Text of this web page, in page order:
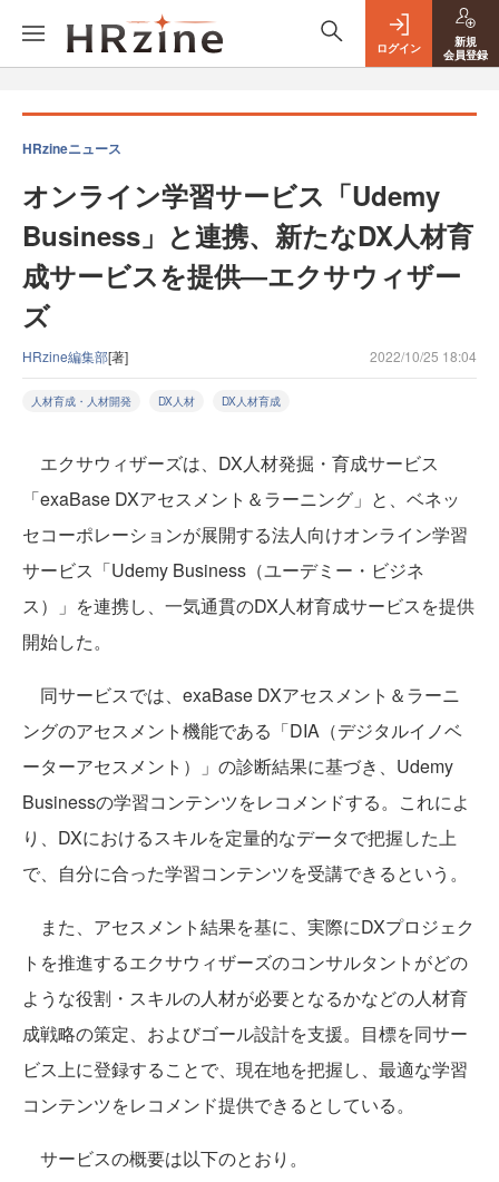
ログイン
新規
会員登録
HRzineニュース
オンライン学習サービス「Udemy
Business」と連携、新たなDX人材育
成サービスを提供―エクサウィザー
ズ
HRzine編集部[著] 2022/10/25 18:04
人材育成・人材開発 DX人材 DX人材育成
エクサウィザーズは、DX人材発掘・育成サービス
「exaBase DXアセスメント＆ラーニング」と、ベネッ
セコーポレーションが展開する法人向けオンライン学習
サービス「Udemy Business（ユーデミー・ビジネ
ス）」を連携し、一気通貫のDX人材育成サービスを提供
開始した。
同サービスでは、exaBase DXアセスメント＆ラーニ
ングのアセスメント機能である「DIA（デジタルイノベ
ーターアセスメント）」の診断結果に基づき、Udemy
Businessの学習コンテンツをレコメンドする。これによ
り、DXにおけるスキルを定量的なデータで把握した上
で、自分に合った学習コンテンツを受講できるという。
また、アセスメント結果を基に、実際にDXプロジェク
トを推進するエクサウィザーズのコンサルタントがどの
ような役割・スキルの人材が必要となるかなどの人材育
成戦略の策定、およびゴール設計を支援。目標を同サー
ビス上に登録することで、現在地を把握し、最適な学習
コンテンツをレコメンド提供できるとしている。
サービスの概要は以下のとおり。